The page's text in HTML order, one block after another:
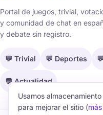
Portal de juegos, trivial,
y comunidad de chat en
y debate sin registro.
💬 Trivial 💬 Deportes
💬 Actualidad
Usamos
para mejorar el sitio (